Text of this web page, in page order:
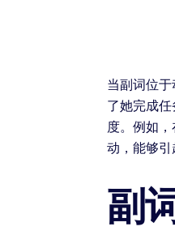
当副词位
了她完成
度。例如
动，能够引
副